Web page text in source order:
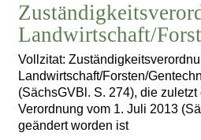
Landwirtschaft/
Vollzitat:
Landwirtschaft/Forsten/
(SächsGVBl. S. 274), die
Verordnung vom 1. Juli 2013
geändert worden ist